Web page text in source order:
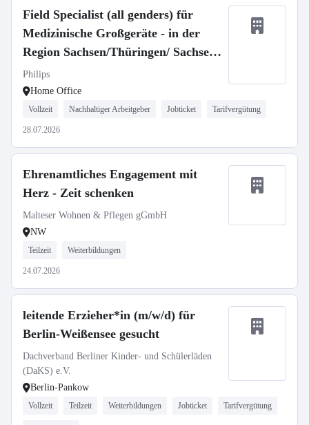
Field Specialist (all genders) für
Medizinische Großgeräte - in der
Region Sachsen/Thüringen/ Sachsen-
Anh.
Philips
Home Office
Vollzeit Nachhaltiger Arbeitgeber Jobticket Tarifvergütung
28.07.2026
Ehrenamtliches Engagement mit
Herz - Zeit schenken
Malteser Wohnen & Pflegen gGmbH
NW
Teilzeit Weiterbildungen
24.07.2026
leitende Erzieher*in (m/w/d) für
Berlin-Weißensee gesucht
Dachverband Berliner Kinder- und Schülerläden
(DaKS) e.V.
Berlin-Pankow
Vollzeit Teilzeit Weiterbildungen Jobticket Tarifvergütung